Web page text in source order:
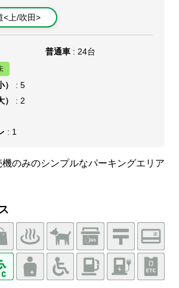
<上/吹田>
普通車 : 24台
: 5
: 2
: 1
機のみのシンプルなパーキングエリア